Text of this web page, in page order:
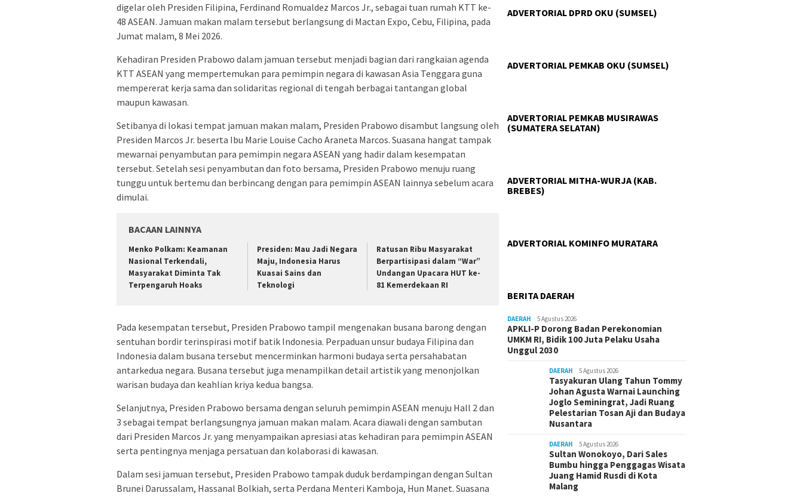
digelar oleh Presiden Filipina, Ferdinand Romualdez Marcos Jr., sebagai tuan rumah KTT ke-
48 ASEAN. Jamuan makan malam tersebut berlangsung di Mactan Expo, Cebu, Filipina, pada
Jumat malam, 8 Mei 2026.
Kehadiran Presiden Prabowo dalam jamuan tersebut menjadi bagian dari rangkaian agenda
KTT ASEAN yang mempertemukan para pemimpin negara di kawasan Asia Tenggara guna
mempererat kerja sama dan solidaritas regional di tengah berbagai tantangan global
maupun kawasan.
Setibanya di lokasi tempat jamuan makan malam, Presiden Prabowo disambut langsung oleh
Presiden Marcos Jr. beserta Ibu Marie Louise Cacho Araneta Marcos. Suasana hangat tampak
mewarnai penyambutan para pemimpin negara ASEAN yang hadir dalam kesempatan
tersebut. Setelah sesi penyambutan dan foto bersama, Presiden Prabowo menuju ruang
tunggu untuk bertemu dan berbincang dengan para pemimpin ASEAN lainnya sebelum acara
dimulai.
BACAAN LAINNYA
Menko Polkam: Keamanan
Nasional Terkendali,
Masyarakat Diminta Tak
Terpengaruh Hoaks
Presiden: Mau Jadi Negara
Maju, Indonesia Harus
Kuasai Sains dan
Teknologi
Ratusan Ribu Masyarakat
Berpartisipasi dalam “War”
Undangan Upacara HUT ke-
81 Kemerdekaan RI
Pada kesempatan tersebut, Presiden Prabowo tampil mengenakan busana barong dengan
sentuhan bordir terinspirasi motif batik Indonesia. Perpaduan unsur budaya Filipina dan
Indonesia dalam busana tersebut mencerminkan harmoni budaya serta persahabatan
antarkedua negara. Busana tersebut juga menampilkan detail artistik yang menonjolkan
warisan budaya dan keahlian kriya kedua bangsa.
Selanjutnya, Presiden Prabowo bersama dengan seluruh pemimpin ASEAN menuju Hall 2 dan
3 sebagai tempat berlangsungnya jamuan makan malam. Acara diawali dengan sambutan
dari Presiden Marcos Jr. yang menyampaikan apresiasi atas kehadiran para pemimpin ASEAN
serta pentingnya menjaga persatuan dan kolaborasi di kawasan.
Dalam sesi jamuan tersebut, Presiden Prabowo tampak duduk berdampingan dengan Sultan
Brunei Darussalam, Hassanal Bolkiah, serta Perdana Menteri Kamboja, Hun Manet. Suasana
ADVERTORIAL DPRD OKU (SUMSEL)
ADVERTORIAL PEMKAB OKU (SUMSEL)
ADVERTORIAL PEMKAB MUSIRAWAS
(SUMATERA SELATAN)
ADVERTORIAL MITHA-WURJA (KAB.
BREBES)
ADVERTORIAL KOMINFO MURATARA
BERITA DAERAH
DAERAH 5 Agustus 2026
APKLI-P Dorong Badan Perekonomian
UMKM RI, Bidik 100 Juta Pelaku Usaha
Unggul 2030
DAERAH 5 Agustus 2026
Tasyakuran Ulang Tahun Tommy
Johan Agusta Warnai Launching
Joglo Seminingrat, Jadi Ruang
Pelestarian Tosan Aji dan Budaya
Nusantara
DAERAH 5 Agustus 2026
Sultan Wonokoyo, Dari Sales
Bumbu hingga Penggagas Wisata
Juang Hamid Rusdi di Kota
Malang